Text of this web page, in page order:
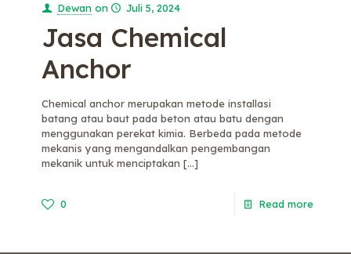
Dewan on Juli 5, 2024
Jasa Chemical
Anchor
Chemical anchor merupakan metode installasi
batang atau baut pada beton atau batu dengan
menggunakan perekat kimia. Berbeda pada metode
mekanis yang mengandalkan pengembangan
mekanik untuk menciptakan […]
0 Read more